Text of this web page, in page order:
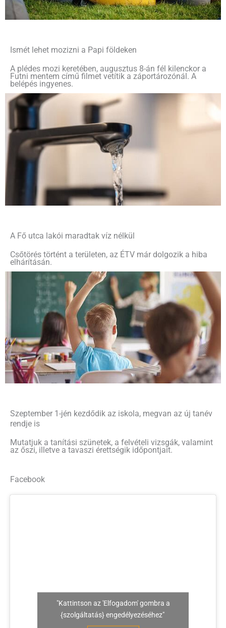
Ismét lehet mozizni a Papi földeken
A plédes mozi keretében, augusztus 8-án fél kilenckor a
Futni mentem című filmet vetítik a záportározónál. A
belépés ingyenes.
A Fő utca lakói maradtak víz nélkül
Csőtörés történt a területen, az ÉTV már dolgozik a hiba
elhárításán.
Szeptember 1-jén kezdődik az iskola, megvan az új tanév
rendje is
Mutatjuk a tanítási szünetek, a felvételi vizsgák, valamint
az őszi, illetve a tavaszi érettségik időpontjait.
Facebook
"Kattintson az 'Elfogadom' gombra a
{szolgáltatás} engedélyezéséhez"